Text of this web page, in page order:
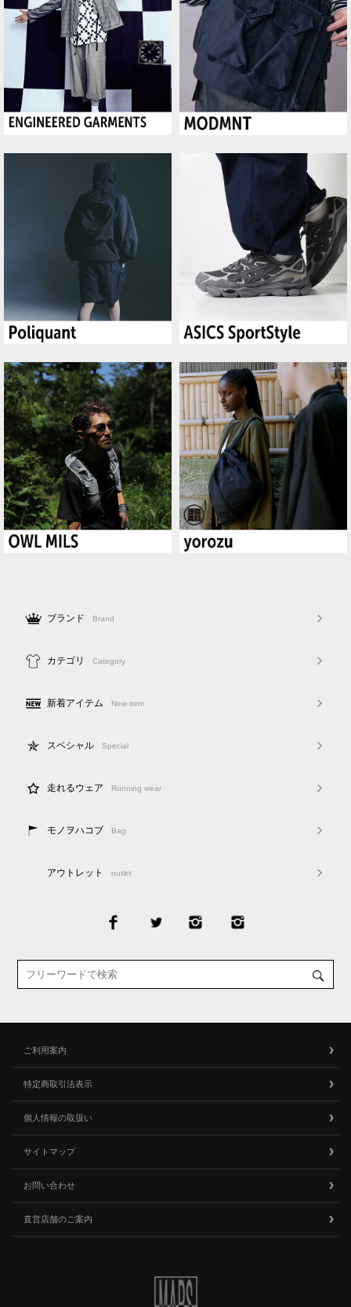
ブランド Brand
カテゴリ Category
新着アイテム New item
スペシャル Special
走れるウェア Running wear
モノヲハコブ Bag
アウトレット outlet
ご利用案内
特定商取引法表示
個人情報の取扱い
サイトマップ
お問い合わせ
直営店舗のご案内